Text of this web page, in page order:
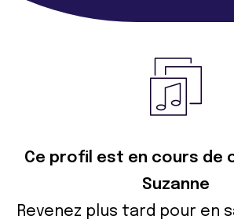
Ce profil est en cours de
Suzanne
Revenez plus tard pour en